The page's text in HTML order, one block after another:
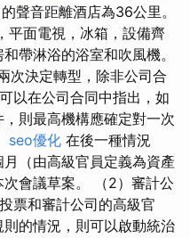
聲音距離酒店為36公里。
平面電視，冰箱，設備齊
帶淋浴的浴室和吹風機。
次決定轉型，除非公司合
以在公司合同中指出，如
則最高機構應確定對一次
seo優化 在後一種情況
（由高級官員定義為資產
會議草案。 （2）審計公
票和審計公司的高級官
的情況，則可以啟動統治